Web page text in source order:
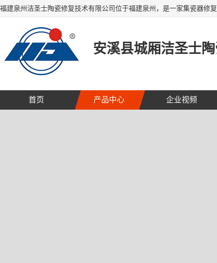
安溪县城厢洁圣士
首页 产品中心 企业视频